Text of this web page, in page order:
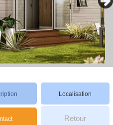
Localisation
Retour